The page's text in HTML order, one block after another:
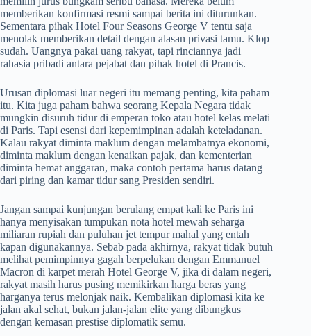
memberikan konfirmasi resmi sampai berita ini diturunkan.
Sementara pihak Hotel Four Seasons George V tentu saja
menolak memberikan detail dengan alasan privasi tamu. Klop
sudah. Uangnya pakai uang rakyat, tapi rinciannya jadi
rahasia pribadi antara pejabat dan pihak hotel di Prancis.
Urusan diplomasi luar negeri itu memang penting, kita paham
itu. Kita juga paham bahwa seorang Kepala Negara tidak
mungkin disuruh tidur di emperan toko atau hotel kelas melati
di Paris. Tapi esensi dari kepemimpinan adalah keteladanan.
Kalau rakyat diminta maklum dengan melambatnya ekonomi,
diminta maklum dengan kenaikan pajak, dan kementerian
diminta hemat anggaran, maka contoh pertama harus datang
dari piring dan kamar tidur sang Presiden sendiri.
Jangan sampai kunjungan berulang empat kali ke Paris ini
hanya menyisakan tumpukan nota hotel mewah seharga
miliaran rupiah dan puluhan jet tempur mahal yang entah
kapan digunakannya. Sebab pada akhirnya, rakyat tidak butuh
melihat pemimpinnya gagah berpelukan dengan Emmanuel
Macron di karpet merah Hotel George V, jika di dalam negeri,
rakyat masih harus pusing memikirkan harga beras yang
harganya terus melonjak naik. Kembalikan diplomasi kita ke
jalan akal sehat, bukan jalan-jalan elite yang dibungkus
dengan kemasan prestise diplomatik semu.